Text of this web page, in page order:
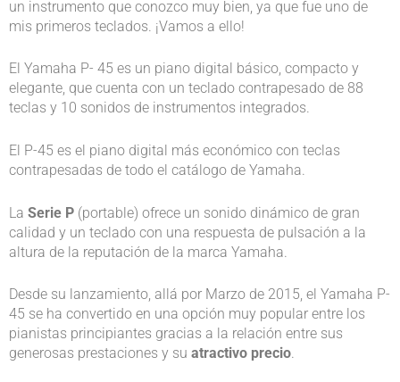
4
.
6
e
n
4
d
5
o
n
4
4
e
c
o
n
.
d
5
un instrumento que conozco muy bien, ya que fue uno de
mis primeros teclados. ¡Vamos a ello!
El Yamaha P- 45 es un piano digital básico, compacto y
elegante, que cuenta con un teclado contrapesado de 88
teclas y 10 sonidos de instrumentos integrados.
El P-45 es el piano digital más económico con teclas
contrapesadas de todo el catálogo de Yamaha.
La Serie P (portable) ofrece un sonido dinámico de gran
calidad y un teclado con una respuesta de pulsación a la
altura de la reputación de la marca Yamaha.
Desde su lanzamiento, allá por Marzo de 2015, el Yamaha P-
45 se ha convertido en una opción muy popular entre los
pianistas principiantes gracias a la relación entre sus
generosas prestaciones y su atractivo precio.